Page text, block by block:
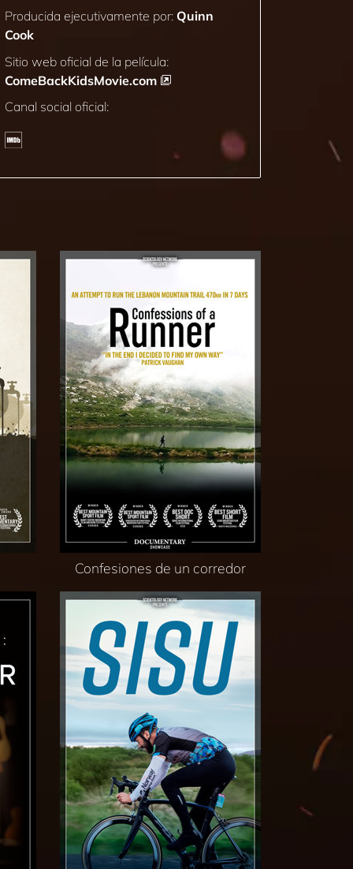
Producida ejecutivamente por: Quinn
Cook
Sitio web oficial de la película:
ComeBackKidsMovie.com
Canal social oficial:
Confesiones de un corredor